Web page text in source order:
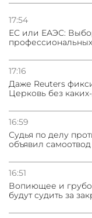
17:54
ЕС или ЕАЭС:
17:16
Даже Reuters
Церковь без
16:59
Судья по делу
объявил самоотвод
16:51
Вопиющее и
будут судить за
Азербайджане
31.07.2026
Сотрудничество и